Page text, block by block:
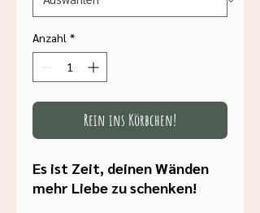
Anzahl *
Rein ins Körbchen!
Es ist Zeit, deinen Wänden
mehr Liebe zu schenken!